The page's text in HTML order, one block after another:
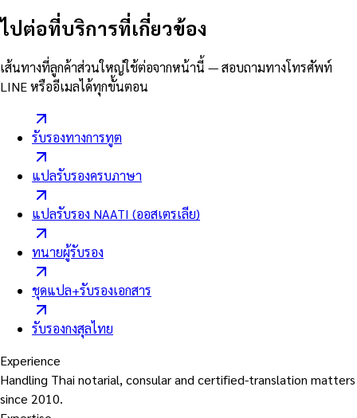
ไปต่อที่บริการที่เกี่ยวข้อง
เส้นทางที่ลูกค้าส่วนใหญ่ใช้ต่อจากหน้านี้ — สอบถามทางโทรศัพท์
LINE หรืออีเมลได้ทุกขั้นตอน
รับรองทางการทูต
แปลรับรองครบภาษา
แปลรับรอง NAATI (ออสเตรเลีย)
ทนายผู้รับรอง
ชุดแปล+รับรองเอกสาร
รับรองกงสุลไทย
Experience
Handling Thai notarial, consular and certified-translation matters
since 2010.